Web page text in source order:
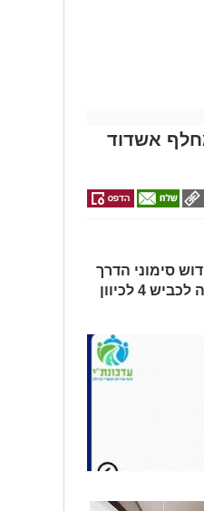
רובע ג', ביום
במחלף אשדוד
סימוני הדרך
והתקנת עיני חתול. בשל העבודות, ייסגרו רמפות הכניסה לכביש 4 לכיוון